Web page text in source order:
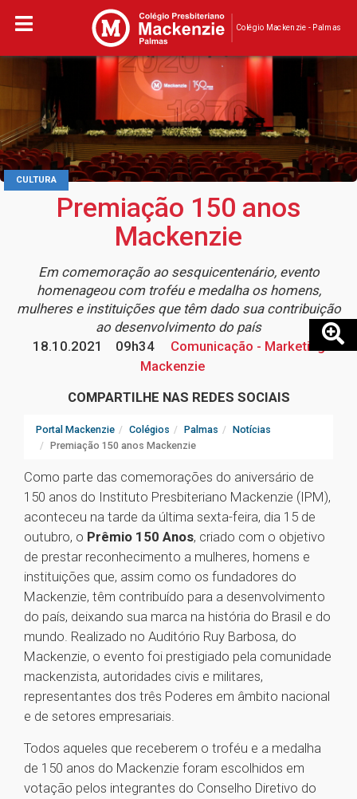
Colégio Mackenzie - Palmas
CULTURA
Premiação 150 anos
Mackenzie
Em comemoração ao sesquicentenário, evento
homenageou com troféu e medalha os homens,
mulheres e instituições que têm dado sua contribuição
ao desenvolvimento do país
18.10.2021
09h34
Comunicação - Marketing
Mackenzie
COMPARTILHE NAS REDES SOCIAIS
Portal Mackenzie Colégios Palmas
Notícias
Premiação 150 anos Mackenzie
Como parte das comemorações do aniversário de
150 anos do Instituto Presbiteriano Mackenzie (IPM),
aconteceu na tarde da última sexta-feira, dia 15 de
outubro, o Prêmio 150 Anos, criado com o objetivo
de prestar reconhecimento a mulheres, homens e
instituições que, assim como os fundadores do
Mackenzie, têm contribuído para a desenvolvimento
do país, deixando sua marca na história do Brasil e do
mundo. Realizado no Auditório Ruy Barbosa, do
Mackenzie, o evento foi prestigiado pela comunidade
mackenzista, autoridades civis e militares,
representantes dos três Poderes em âmbito nacional
e de setores empresariais.
Todos aqueles que receberem o troféu e a medalha
de 150 anos do Mackenzie foram escolhidos em
votação pelos integrantes do Conselho Diretivo do